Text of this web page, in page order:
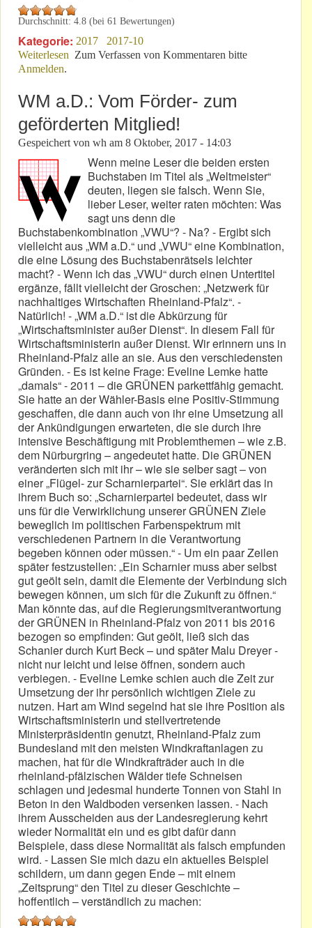
Durchschnitt: 4.8 (bei 61 Bewertungen)
Kategorie: 2017
2017-10
Weiterlesen über VLN 8: PSA-Chef setzt Zeitzeichen!
Zum Verfassen von Kommentaren bitte
Anmelden.
WM a.D.: Vom Förder- zum
geförderten Mitglied!
Gespeichert von wh am 8 Oktober, 2017 - 14:03
Wenn meine Leser die beiden ersten
Buchstaben im Titel als „Weltmeister“
deuten, liegen sie falsch. Wenn Sie,
lieber Leser, weiter raten möchten: Was
sagt uns denn die
Buchstabenkombination „VWU“? - Na? - Ergibt sich
vielleicht aus „WM a.D.“ und „VWU“ eine Kombination,
die eine Lösung des Buchstabenrätsels leichter
macht? - Wenn ich das „VWU“ durch einen Untertitel
ergänze, fällt vielleicht der Groschen: „Netzwerk für
nachhaltiges Wirtschaften Rheinland-Pfalz“. -
Natürlich! - „WM a.D.“ ist die Abkürzung für
„Wirtschaftsminister außer Dienst“. In diesem Fall für
Wirtschaftsministerin außer Dienst. Wir erinnern uns in
Rheinland-Pfalz alle an sie. Aus den verschiedensten
Gründen. - Es ist keine Frage: Eveline Lemke hatte
„damals“ - 2011 – die GRÜNEN parkettfähig gemacht.
Sie hatte an der Wähler-Basis eine Positiv-Stimmung
geschaffen, die dann auch von ihr eine Umsetzung all
der Ankündigungen erwarteten, die sie durch ihre
intensive Beschäftigung mit Problemthemen – wie z.B.
dem Nürburgring – angedeutet hatte. Die GRÜNEN
veränderten sich mit ihr – wie sie selber sagt – von
einer „Flügel- zur Scharnierpartei“. Sie erklärt das in
ihrem Buch so: „Scharnierpartei bedeutet, dass wir
uns für die Verwirklichung unserer GRÜNEN Ziele
beweglich im politischen Farbenspektrum mit
verschiedenen Partnern in die Verantwortung
begeben können oder müssen.“ - Um ein paar Zeilen
später festzustellen: „Ein Scharnier muss aber selbst
gut geölt sein, damit die Elemente der Verbindung sich
bewegen können, um sich für die Zukunft zu öffnen.“
Man könnte das, auf die Regierungsmitverantwortung
der GRÜNEN in Rheinland-Pfalz von 2011 bis 2016
bezogen so empfinden: Gut geölt, ließ sich das
Schanier durch Kurt Beck – und später Malu Dreyer -
nicht nur leicht und leise öffnen, sondern auch
verbiegen. - Eveline Lemke schien auch die Zeit zur
Umsetzung der ihr persönlich wichtigen Ziele zu
nutzen. Hart am Wind segelnd hat sie ihre Position als
Wirtschaftsministerin und stellvertretende
Ministerpräsidentin genutzt, Rheinland-Pfalz zum
Bundesland mit den meisten Windkraftanlagen zu
machen, hat für die Windkrafträder auch in die
rheinland-pfälzischen Wälder tiefe Schneisen
schlagen und jedesmal hunderte Tonnen von Stahl in
Beton in den Waldboden versenken lassen. - Nach
ihrem Ausscheiden aus der Landesregierung kehrt
wieder Normalität ein und es gibt dafür dann
Beispiele, dass diese Normalität als falsch empfunden
wird. - Lassen Sie mich dazu ein aktuelles Beispiel
schildern, um dann gegen Ende – mit einem
„Zeitsprung“ den Titel zu dieser Geschichte –
hoffentlich – verständlich zu machen: